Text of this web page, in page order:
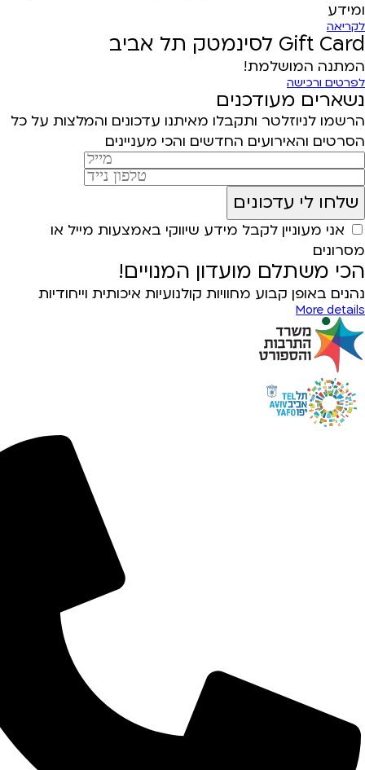
ומידע
לקריאה
Gift Card לסינמטק תל אביב
המתנה המושלמת!
לפרטים ורכישה
נשארים מעודכנים
הרשמו לניוזלטר ותקבלו מאיתנו עדכונים והמלצות על כל
הסרטים והאירועים החדשים והכי מעניינים
אני מעוניין לקבל מידע שיווקי באמצעות מייל או
מסרונים
הכי משתלם מועדון המנויים!
נהנים באופן קבוע מחוויות קולנועיות איכותית וייחודיות
More details